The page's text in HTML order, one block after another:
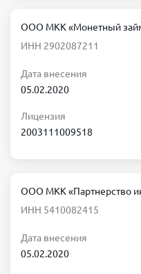
ООО МКК «Монетный
ИНН 2902087211
Дата внесения
05.02.2020
Лицензия
2003111009518
ООО МКК «Партнерство
ИНН 5410082415
Дата внесения
05.02.2020